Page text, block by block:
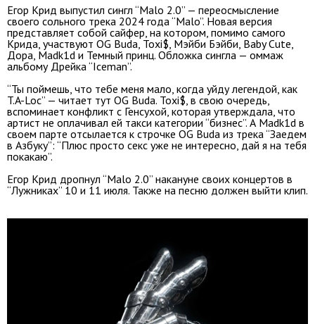
Егор Крид выпустил сингл “Malo 2.0” — переосмысление
своего сольного трека 2024 года “Malo”. Новая версия
представляет собой сайфер, на котором, помимо самого
Крида, участвуют OG Buda, Toxi$, Мэйби Бэйби, Baby Cute,
Дора, Madk1d и Темный принц. Обложка сингла — оммаж
альбому Дрейка “Iceman”.
“Ты поймешь, что тебе меня мало, когда уйду легендой, как
T.A-Loc” — читает тут OG Buda. Toxi$, в свою очередь,
вспоминает конфликт с Генсухой, которая утверждала, что
артист не оплачивал ей такси категории “бизнес”. А Madk1d в
своем парте отсылается к строчке OG Buda из трека “Заедем
в Азбуку”: “Плюс просто секс уже не интересно, дай я на тебя
покакаю”.
Егор Крид дропнул “Malo 2.0” накануне своих концертов в
“Лужниках” 10 и 11 июля. Также на песню должен выйти клип.